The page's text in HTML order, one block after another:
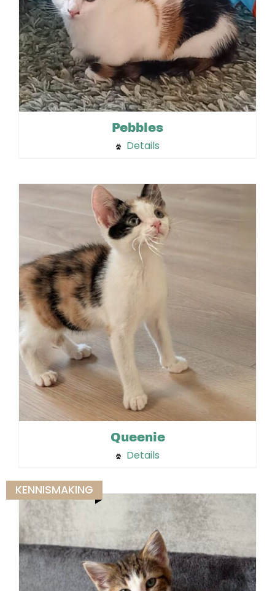
Pebbles
Details
Queenie
Details
KENNISMAKING